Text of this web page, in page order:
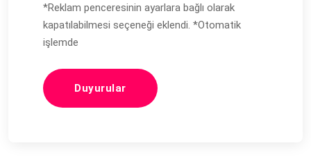
*Reklam penceresinin ayarlara bağlı olarak
kapatılabilmesi seçeneği eklendi. *Otomatik
işlemde
Duyurular